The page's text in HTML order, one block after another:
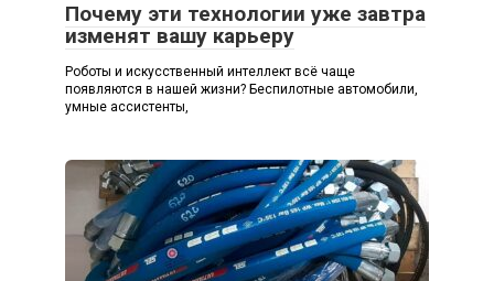
Почему эти технологии уже завтра
изменят вашу карьеру
Роботы и искусственный интеллект всё чаще
появляются в нашей жизни? Беспилотные автомобили,
умные ассистенты,